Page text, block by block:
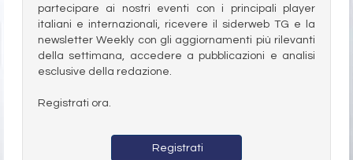
partecipare ai nostri eventi con i principali player
italiani e internazionali, ricevere il siderweb TG e la
newsletter Weekly con gli aggiornamenti più rilevanti
della settimana, accedere a pubblicazioni e analisi
esclusive della redazione.
Registrati ora.
Registrati